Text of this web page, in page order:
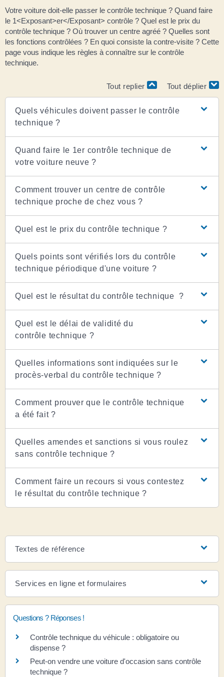
Votre voiture doit-elle passer le contrôle technique ? Quand faire
le 1<Exposant>er</Exposant> contrôle ? Quel est le prix du
contrôle technique ? Où trouver un centre agréé ? Quelles sont
les fonctions contrôlées ? En quoi consiste la contre-visite ? Cette
page vous indique les règles à connaître sur le contrôle
technique.
Tout replier Tout déplier
Quels véhicules doivent passer le contrôle
technique ?
Quand faire le 1er contrôle technique de
votre voiture neuve ?
Comment trouver un centre de contrôle
technique proche de chez vous ?
Quel est le prix du contrôle technique ?
Quels points sont vérifiés lors du contrôle
technique périodique d'une voiture ?
Quel est le résultat du contrôle technique ?
Quel est le délai de validité du
contrôle technique ?
Quelles informations sont indiquées sur le
procès-verbal du contrôle technique ?
Comment prouver que le contrôle technique
a été fait ?
Quelles amendes et sanctions si vous roulez
sans contrôle technique ?
Comment faire un recours si vous contestez
le résultat du contrôle technique ?
Textes de référence
Services en ligne et formulaires
Questions ? Réponses !
Contrôle technique du véhicule : obligatoire ou
dispense ?
Peut-on vendre une voiture d'occasion sans contrôle
technique ?